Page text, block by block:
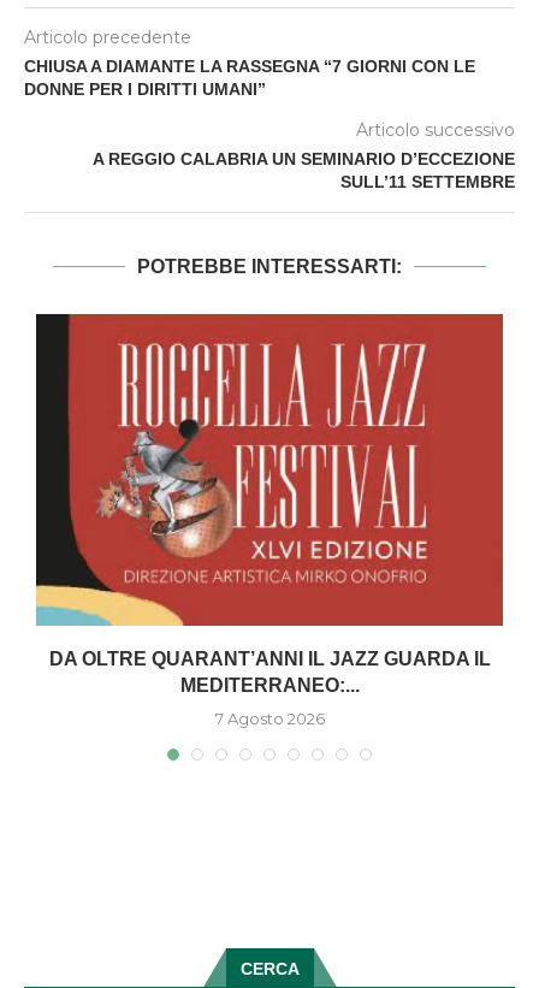
Articolo precedente
CHIUSA A DIAMANTE LA RASSEGNA “7 GIORNI CON LE
DONNE PER I DIRITTI UMANI”
Articolo successivo
A REGGIO CALABRIA UN SEMINARIO D’ECCEZIONE
SULL’11 SETTEMBRE
POTREBBE INTERESSARTI:
DA OLTRE QUARANT’ANNI IL JAZZ GUARDA IL
MEDITERRANEO:...
7 Agosto 2026
CERCA